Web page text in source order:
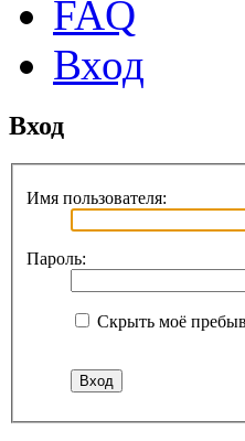
FAQ
Вход
Вход
Имя пользователя:
Пароль:
Скрыть моё